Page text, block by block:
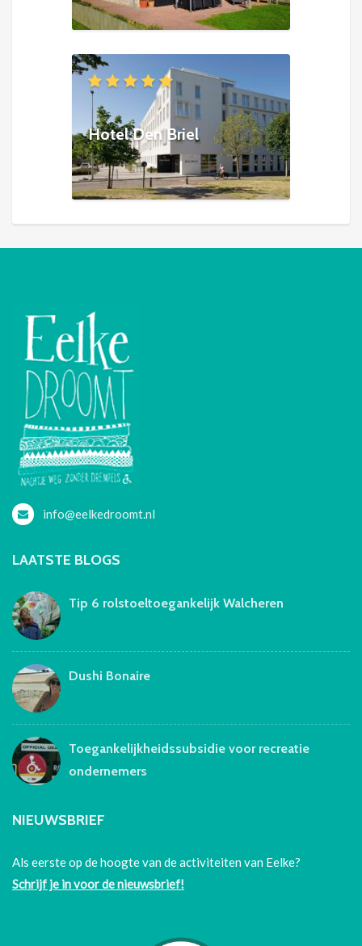
Hotel Den Briel
info@eelkedroomt.nl
LAATSTE BLOGS
Tip 6 rolstoeltoegankelijk Walcheren
Dushi Bonaire
Toegankelijkheidssubsidie voor recreatie
ondernemers
NIEUWSBRIEF
Als eerste op de hoogte van de activiteiten van Eelke?
Schrijf je in voor de nieuwsbrief!